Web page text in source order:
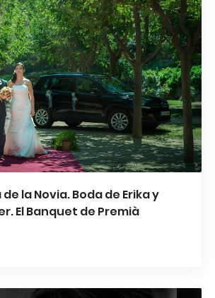
la Novia. Boda de Erika y
El Banquet de Premià